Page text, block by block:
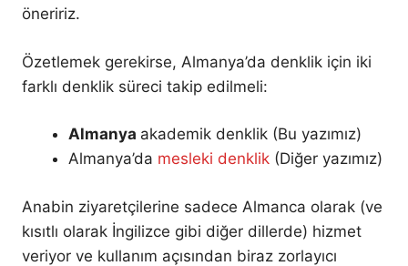
öneririz.
Özetlemek gerekirse, Almanya’da denklik için iki
farklı denklik süreci takip edilmeli:
Almanya akademik denklik (Bu yazımız)
Almanya’da mesleki denklik (Diğer yazımız)
Anabin ziyaretçilerine sadece Almanca olarak (ve
kısıtlı olarak İngilizce gibi diğer dillerde) hizmet
veriyor ve kullanım açısından biraz zorlayıcı